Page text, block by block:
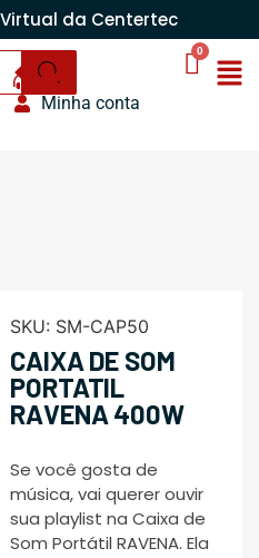
da Centertec
Minha conta
SKU: SM-CAP50
CAIXA DE SOM
PORTATIL
RAVENA 400W
Se você gosta de
música, vai querer ouvir
sua playlist na Caixa de
Som Portátil RAVENA. Ela